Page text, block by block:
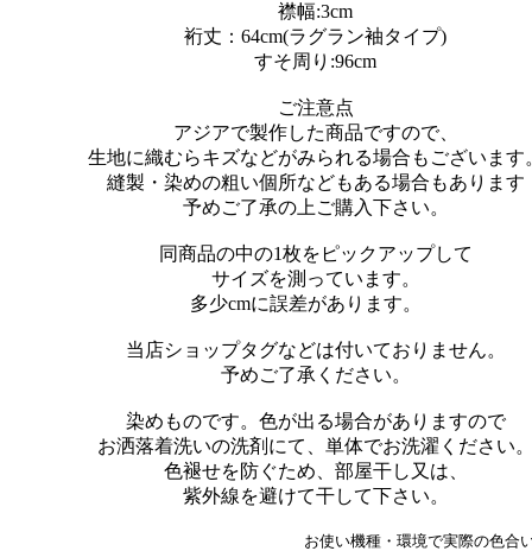
襟幅:3cm
裄丈：64cm(ラグラン袖タイプ)
すそ周り:96cm
ご注意点
アジアで製作した商品ですので、
生地に織むらキズなどがみられる場合もございます
縫製・染めの粗い個所などもある場合もあります
予めご了承の上ご購入下さい。
同商品の中の1枚をピックアップして
サイズを測っています。
多少cmに誤差があります。
当店ショップタグなどは付いておりません。
予めご了承ください。
染めものです。色が出る場合がありますので
お洒落着洗いの洗剤にて、単体でお洗濯ください
色褪せを防ぐため、部屋干し又は、
紫外線を避けて干して下さい。
お使い機種・環境で実際の色合